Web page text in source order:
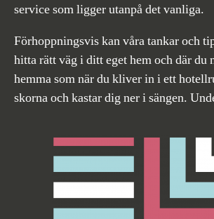
service som ligger utanpå det vanliga.
Förhoppningsvis kan våra tankar och
hitta rätt väg i ditt eget hem och där du
hemma som när du kliver in i ett
skorna och kastar dig ner i sängen.